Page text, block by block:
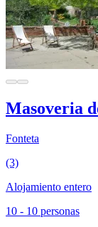
Masoveria
Fonteta
(3)
Alojamiento entero
10 - 10 personas